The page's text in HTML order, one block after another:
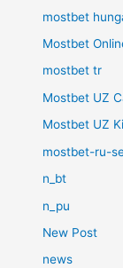
mostbet
Mostbet
mostbet tr
Mostbet UZ
Mostbet UZ
mostbet-ru-
n_bt
n_pu
New Post
news